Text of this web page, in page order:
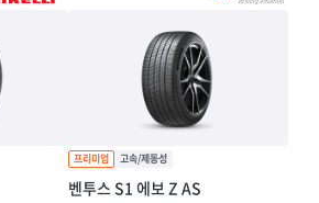
벤투스 S1 에보 Z AS